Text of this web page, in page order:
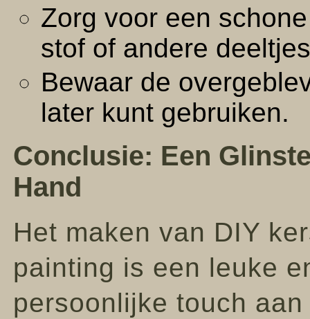
Zorg voor een
stof of andere
Bewaar de
later kunt gebruiken.
Conclusie: Een
Hand
Het maken van DIY
painting is een leuke
persoonlijke touch